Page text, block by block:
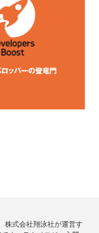
株式会社翔泳社が運営す